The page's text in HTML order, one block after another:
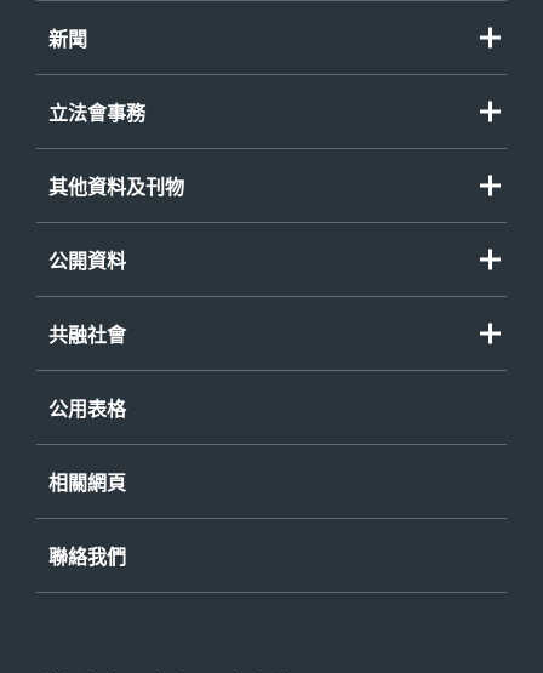
新聞
立法會事務
其他資料及刊物
公開資料
共融社會
公用表格
相關網頁
聯絡我們